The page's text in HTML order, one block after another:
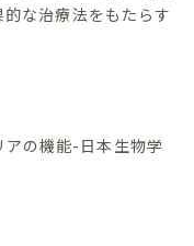
な治療法をもたらす
の機能-日本生物学